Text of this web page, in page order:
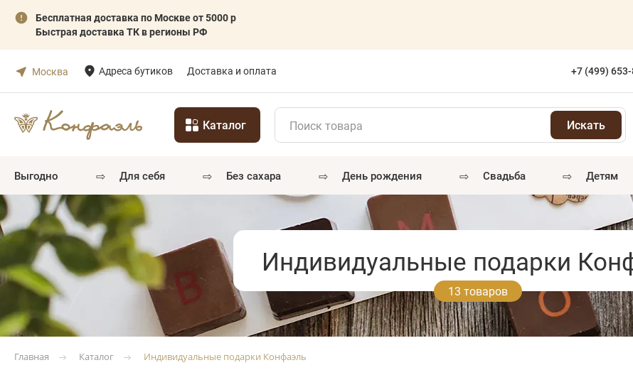
Бесплатная доставка по Москве от 5000 р
Быстрая доставка ТК в регионы РФ
Москва Адреса бутиков Доставка и оплата +7 (499)
Каталог
выгодно ⇨ для себя ⇨ без сахара ⇨ день рождения ⇨ свадьба ⇨ детям
Индивидуальные подарки
13 товаров
Главная Каталог Индивидуальные подарки Конфаэль